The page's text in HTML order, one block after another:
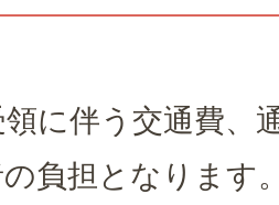
に伴う交通費、
負担となります